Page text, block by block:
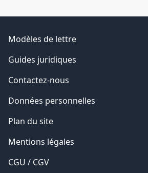
Modèles de lettre
Guides juridiques
Contactez-nous
Données personnelles
Plan du site
Mentions légales
CGU / CGV